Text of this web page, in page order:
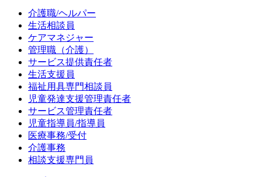
介護職/ヘルパー
生活相談員
ケアマネジャー
管理職（介護）
サービス提供責任者
生活支援員
福祉用具専門相談員
児童発達支援管理責任者
サービス管理責任者
児童指導員/指導員
医療事務/受付
介護事務
相談支援専門員